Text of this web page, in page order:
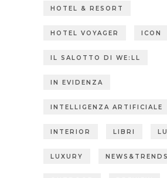
HOTEL & RESORT
HOTEL VOYAGER ICON
IL SALOTTO DI WE:LL
IN EVIDENZA
INTELLIGENZA ARTIFICIALE
INTERIOR LIBRI
LUXURY NEWS&TRENDS